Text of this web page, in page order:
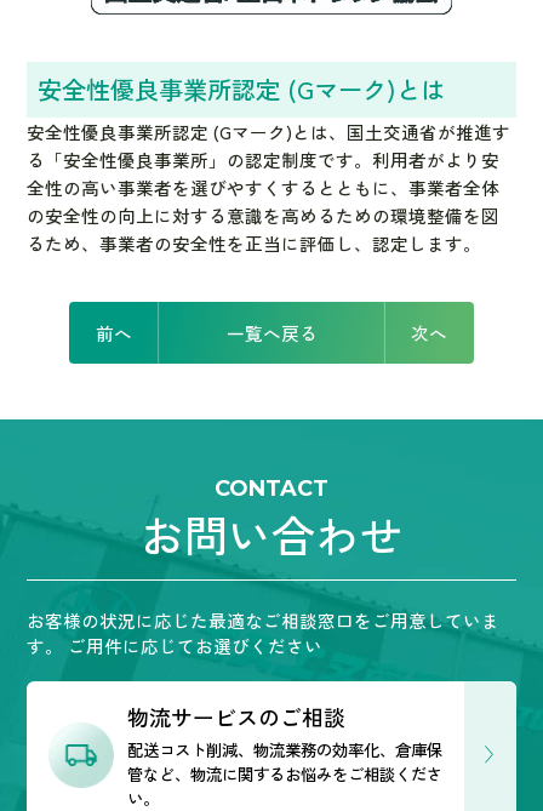
安全性優良事業所認定 (Gマーク)とは
安全性優良事業所認定 (Gマーク)とは、国土交通省が推進す
る「安全性優良事業所」の認定制度です。利用者がより安
全性の高い事業者を選びやすくするとともに、事業者全体
の安全性の向上に対する意識を高めるための環境整備を図
るため、事業者の安全性を正当に評価し、認定します。
前へ 一覧へ戻る 次へ
CONTACT
お問い合わせ
お客様の状況に応じた最適なご相談窓口をご用意していま
す。
ご用件に応じてお選びください
物流サービスのご相談
配送コスト削減、物流業務の効率化、倉庫保
管など、物流に関するお悩みをご相談くださ
い。